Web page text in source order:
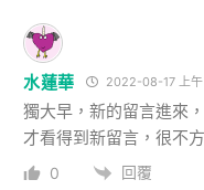
水蓮華 2022-08-17 上
獨大早，新的留言進來
才看得到新留言，很不
0 回覆